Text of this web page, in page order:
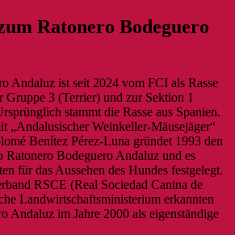
Ratonero Bodeguero
Andaluz ist seit 2024 vom FCI als Rasse
Gruppe 3 (Terrier) und zur Sektion 1
stammt die Rasse aus Spanien.
„Andalusischer Weinkeller-Mäusejäger“
Benítez Pérez-Luna gründet 1993 den
Bodeguero Andaluz und es
für das Aussehen des Hundes festgelegt.
RSCE (Real Sociedad Canina de
Landwirtschaftsministerium erkannten
Andaluz im Jahre 2000 als eigenständige